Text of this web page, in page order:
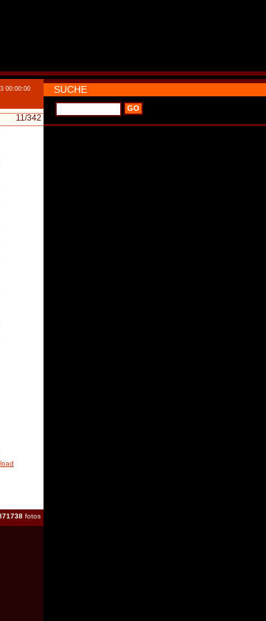
00:00:00
11/342
fotos
SUCHE